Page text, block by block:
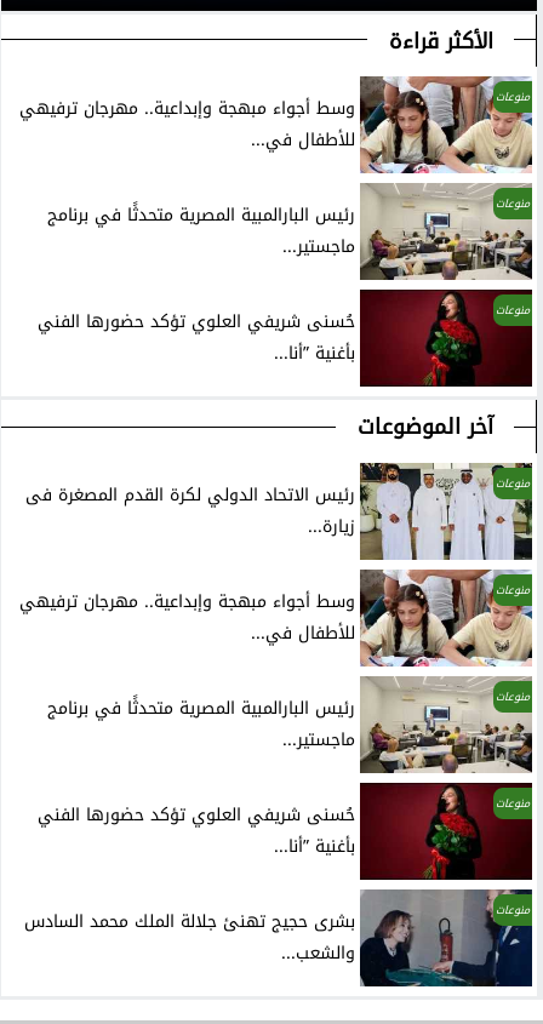
الأكثر قراءة
منوعات
وسط أجواء مبهجة وإبداعية.. مهرجان ترفيهي
للأطفال في...
منوعات
رئيس البارالمبية المصرية متحدثًا في برنامج
ماجستير...
منوعات
حُسنى شريفي العلوي تؤكد حضورها الفني
بأغنية ”أنا...
آخر الموضوعات
منوعات
رئيس الاتحاد الدولي لكرة القدم المصغرة فى
زيارة...
منوعات
وسط أجواء مبهجة وإبداعية.. مهرجان ترفيهي
للأطفال في...
منوعات
رئيس البارالمبية المصرية متحدثًا في برنامج
ماجستير...
منوعات
حُسنى شريفي العلوي تؤكد حضورها الفني
بأغنية ”أنا...
منوعات
بشرى حجيج تهنئ جلالة الملك محمد السادس
والشعب...